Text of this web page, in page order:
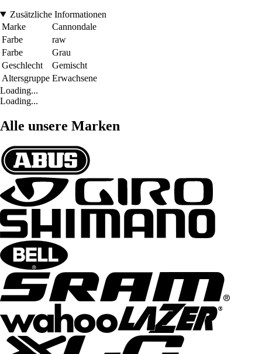
Zusätzliche Informationen
Marke
Cannondale
Farbe
raw
Farbe
Grau
Geschlecht
Gemischt
Altersgruppe Erwachsene
Loading...
Loading...
Alle unsere Marken